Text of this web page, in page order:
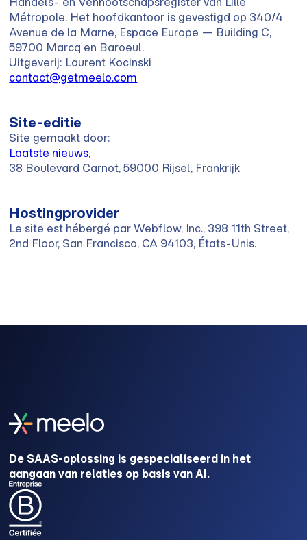
Métropole. Het hoofdkantoor is gevestigd op 340/4
Avenue de la Marne, Espace Europe — Building C,
59700 Marcq en Baroeul.
Uitgeverij: Laurent Kocinski
contact@getmeelo.com
Site-editie
Site gemaakt door:
Laatste nieuws,
38 Boulevard Carnot, 59000 Rijsel, Frankrijk
Hostingprovider
Le site est hébergé par Webflow, Inc., 398 11th Street,
2nd Floor, San Francisco, CA 94103, États-Unis.
De SAAS-oplossing is gespecialiseerd in het
aangaan van relaties op basis van AI.